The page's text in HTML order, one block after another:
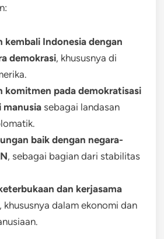
kembali Indonesia dengan
demokrasi, khususnya di
komitmen pada demokratisasi
manusia sebagai landasan
baik dengan negara-
, sebagai bagian dari stabilitas
dan kerjasama
, khususnya dalam ekonomi dan